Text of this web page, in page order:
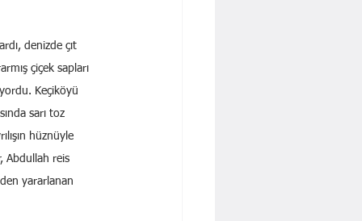
denizde çıt
çiçek sapları
Keçiköyü
sarı toz
hüznüyle
Abdullah reis
yararlanan